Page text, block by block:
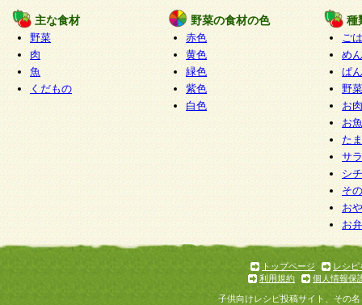
主な食材
野菜
肉
魚
くだもの
野菜の食材の色
赤色
黄色
緑色
紫色
白色
種
ご
めん
ぱん
野
お
お
た
サ
シ
そ
お
お
トップページ
レシピ
利用規約
個人情報保
子供向けレシピ投稿サイト、その